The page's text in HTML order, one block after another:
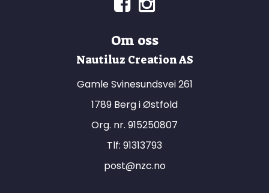
Om oss
Nautiluz Creation AS
Gamle Svinesundsvei 261
1789 Berg i Østfold
Org. nr. 915250807
Tlf: 91313793
post@nzc.no